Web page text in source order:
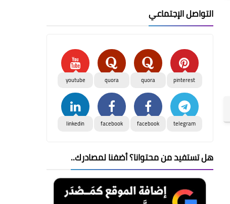
التواصل الإجتماعي
pinterest
quora
quora
youtube
telegram
facebook
facebook
linkedin
هل تستفيد من محتوانا؟ أضفنا لمصادرك..